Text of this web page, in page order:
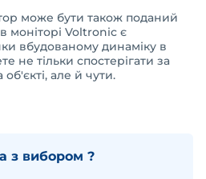
може бути також поданий
моніторі Voltronic є
вбудованому динаміку в
не тільки спостерігати за
але й чути.
з вибором ?